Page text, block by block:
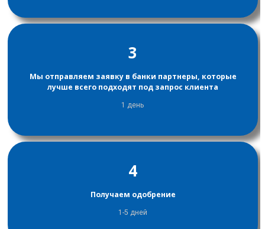
3
Мы отправляем заявку в банки партнеры, которые
лучше всего подходят под запрос клиента
1 день
4
Получаем одобрение
1-5 дней